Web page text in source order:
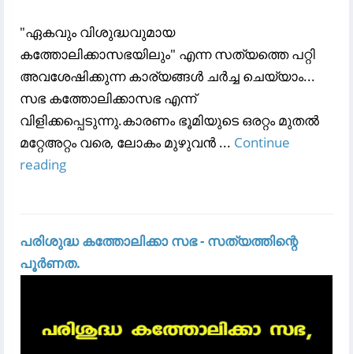
"ഏകവും വിശുദ്ധവുമായ
കത്തോലിക്കാസഭയിലും" എന്ന സത്യത്തെ പറ്റി
അവശേഷിക്കുന്ന കാര്യങ്ങൾ ചർച്ച ചെയ്യാം...
സഭ കത്തോലിക്കാസഭ എന്ന്
വിളിക്കപ്പെടുന്നു.കാരണം ഭൂമിയുടെ ഒരറ്റം മുതൽ
മറ്റേഅറ്റം വരെ, ലോകം മുഴുവൻ ... Continue
reading
പരിശുദ്ധ കത്തോലിക്കാ സഭ - സത്യത്തിന്റെ
പൂർണത.